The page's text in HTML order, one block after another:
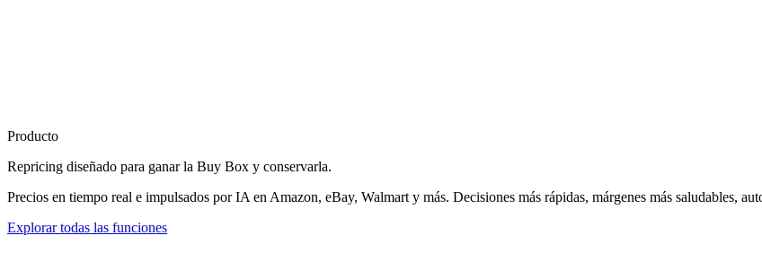
Producto
Repricing diseñado para ganar la Buy Box y conservarla.
Precios en tiempo real e impulsados por IA en Amazon, eBay, Walmart y más. Decisiones más rápidas, márgenes más saludables,
Explorar todas las funciones